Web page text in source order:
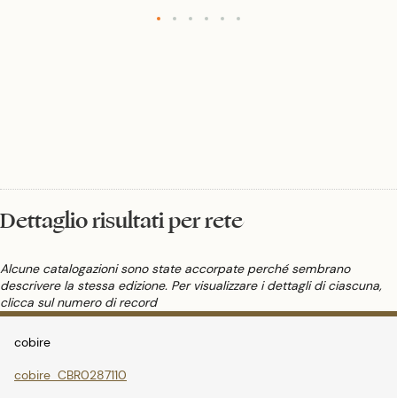
Dettaglio risultati per rete
Alcune catalogazioni sono state accorpate perché sembrano
descrivere la stessa edizione. Per visualizzare i dettagli di ciascuna,
clicca sul numero di record
cobire
cobire_CBR0287110